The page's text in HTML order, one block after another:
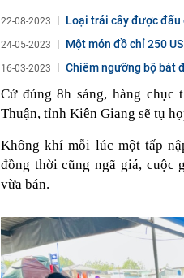
18:00
Phó Bí thư
đôn đốc tiến
18:00
Hà Nội triển
17:53
XSMN 6/8 -
17:45
Nhiều chủ cơ
hàng số
17:38
Công an
Văn Điệp SN
17:30
Công ty mẹ
đối thủ:
22-08-2023 Loại trái cây được
24-05-2023 Một món đồ chỉ 250
16-03-2023 Chiêm ngưỡng bộ bát
Cứ đúng 8h sáng, hàng
Thuận, tỉnh Kiên Giang sẽ tụ
Không khí mỗi lúc một tấp
đồng thời cũng ngã giá, cuộc
vừa bán.